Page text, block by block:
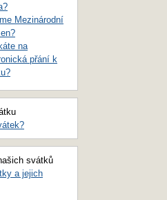
Mezinárodní
na
přání k
svátků
a jejich